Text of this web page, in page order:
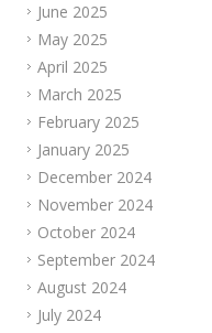
June 2025
May 2025
April 2025
March 2025
February 2025
January 2025
December 2024
November 2024
October 2024
September 2024
August 2024
July 2024